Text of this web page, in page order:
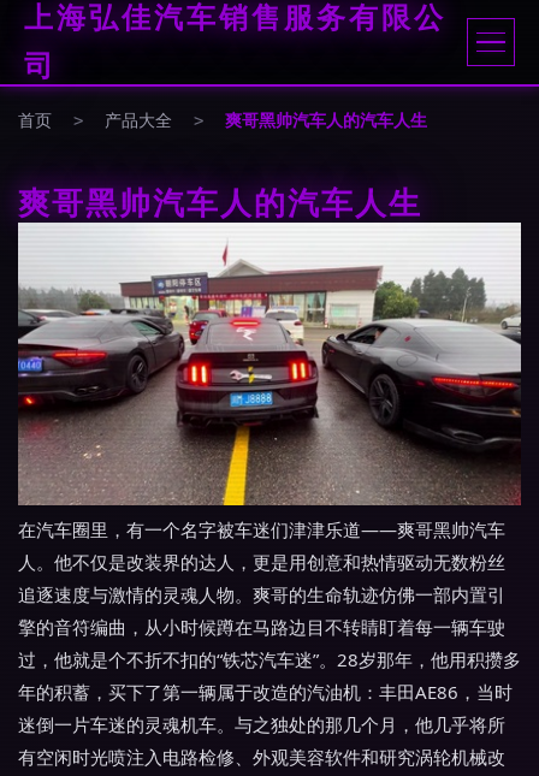
上海弘佳汽车销售服务有限公
司
首页 > 产品大全 > 爽哥黑帅汽车人的汽车人生
爽哥黑帅汽车人的汽车人生
在汽车圈里，有一个名字被车迷们津津乐道——爽哥黑帅汽车
人。他不仅是改装界的达人，更是用创意和热情驱动无数粉丝
追逐速度与激情的灵魂人物。爽哥的生命轨迹仿佛一部内置引
擎的音符编曲，从小时候蹲在马路边目不转睛盯着每一辆车驶
过，他就是个不折不扣的“铁芯汽车迷”。28岁那年，他用积攒多
年的积蓄，买下了第一辆属于改造的汽油机：丰田AE86，当时
迷倒一片车迷的灵魂机车。与之独处的那几个月，他几乎将所
有空闲时光喷注入电路检修、外观美容软件和研究涡轮机械改